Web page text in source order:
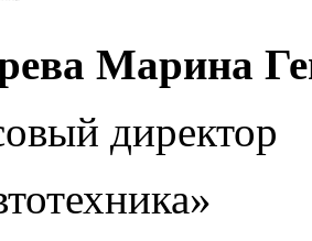
Марина
директор